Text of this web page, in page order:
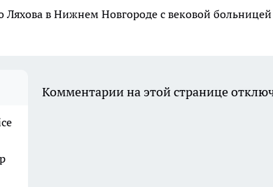
в Нижнем Новгороде с вековой
Комментарии на этой странице